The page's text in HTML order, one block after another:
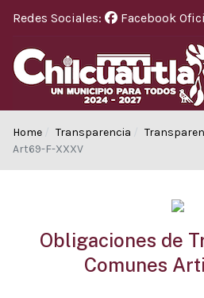
Redes Sociales: Facebook
Home Transparencia
Art69-F-XXXV
Obligaciones de
Comunes